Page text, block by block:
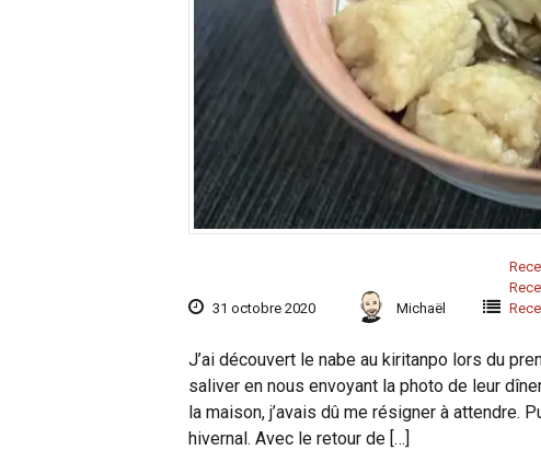
31 octobre 2020 Michaël
J’ai découvert le nabe au kiritanpo lors du
saliver en nous envoyant la photo de leur
la maison, j’avais dû me résigner à attendre.
hivernal. Avec le retour de […]